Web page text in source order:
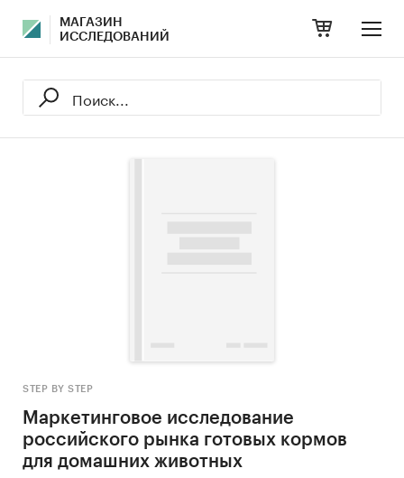
МАГАЗИН
ИССЛЕДОВАНИЙ
STEP BY STEP
Маркетинговое исследование
российского рынка готовых кормов
для домашних животных